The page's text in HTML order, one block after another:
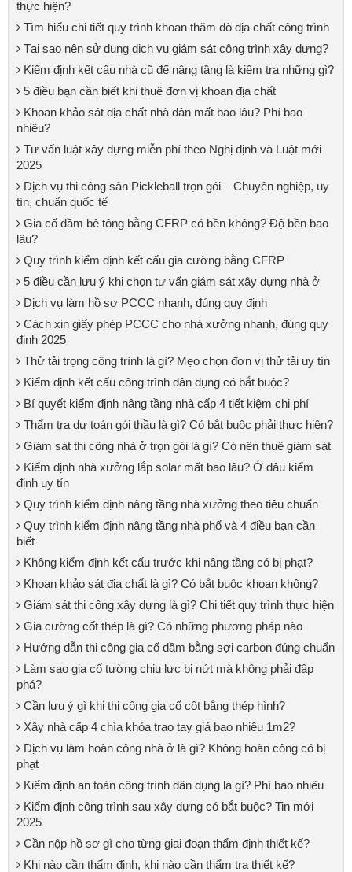
thực hiện?
Tìm hiểu chi tiết quy trình khoan thăm dò địa chất công trình
Tại sao nên sử dụng dịch vụ giám sát công trình xây dựng?
Kiểm định kết cấu nhà cũ để nâng tầng là kiểm tra những gì?
5 điều bạn cần biết khi thuê đơn vị khoan địa chất
Khoan khảo sát địa chất nhà dân mất bao lâu? Phí bao
nhiêu?
Tư vấn luật xây dựng miễn phí theo Nghị định và Luật mới
2025
Dịch vụ thi công sân Pickleball trọn gói – Chuyên nghiệp, uy
tín, chuẩn quốc tế
Gia cố dầm bê tông bằng CFRP có bền không? Độ bền bao
lâu?
Quy trình kiểm định kết cấu gia cường bằng CFRP
5 điều cần lưu ý khi chọn tư vấn giám sát xây dựng nhà ở
Dịch vụ làm hồ sơ PCCC nhanh, đúng quy định
Cách xin giấy phép PCCC cho nhà xưởng nhanh, đúng quy
định 2025
Thử tải trọng công trình là gì? Mẹo chọn đơn vị thử tải uy tín
Kiểm định kết cấu công trình dân dụng có bắt buộc?
Bí quyết kiểm định nâng tầng nhà cấp 4 tiết kiệm chi phí
Thẩm tra dự toán gói thầu là gì? Có bắt buộc phải thực hiện?
Giám sát thi công nhà ở trọn gói là gì? Có nên thuê giám sát
Kiểm định nhà xưởng lắp solar mất bao lâu? Ở đâu kiểm
định uy tín
Quy trình kiểm định nâng tầng nhà xưởng theo tiêu chuẩn
Quy trình kiểm định nâng tầng nhà phố và 4 điều bạn cần
biết
Không kiểm định kết cấu trước khi nâng tầng có bị phạt?
Khoan khảo sát địa chất là gì? Có bắt buộc khoan không?
Giám sát thi công xây dựng là gì? Chi tiết quy trình thực hiện
Gia cường cốt thép là gì? Có những phương pháp nào
Hướng dẫn thi công gia cố dầm bằng sợi carbon đúng chuẩn
Làm sao gia cố tường chịu lực bị nứt mà không phải đập
phá?
Cần lưu ý gì khi thi công gia cố cột bằng thép hình?
Xây nhà cấp 4 chìa khóa trao tay giá bao nhiêu 1m2?
Dịch vụ làm hoàn công nhà ở là gì? Không hoàn công có bị
phạt
Kiểm định an toàn công trình dân dụng là gì? Phí bao nhiêu
Kiểm định công trình sau xây dựng có bắt buộc? Tin mới
2025
Cần nộp hồ sơ gì cho từng giai đoạn thẩm định thiết kế?
Khi nào cần thẩm định, khi nào cần thẩm tra thiết kế?